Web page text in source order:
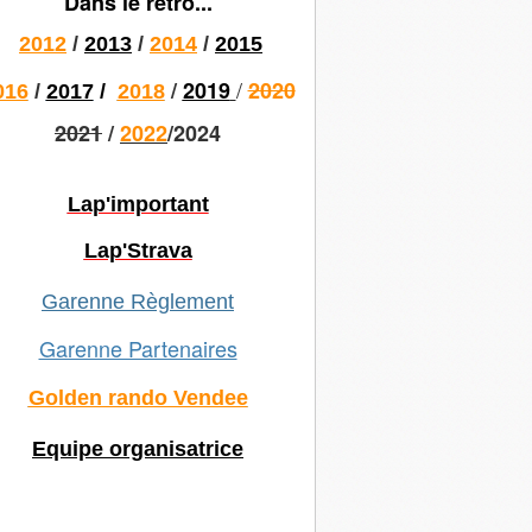
2012 / 2013 / 2014 / 2015
/ 2017/ 2018 / 2019 /2020
2021/2022/2024
Lap'important
Lap'Strava
Garenne Règlement
Garenne Partenaires
Golden rando Vendee
Equipe organisatrice